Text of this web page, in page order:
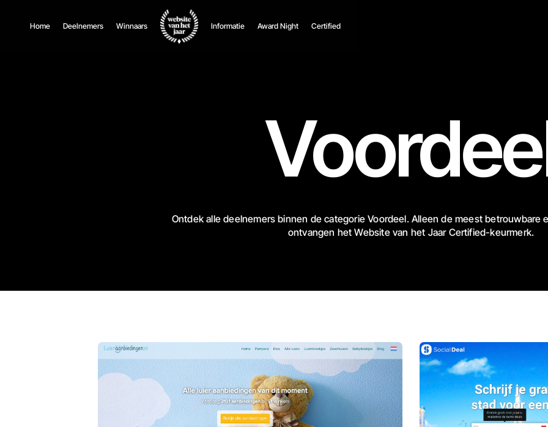
Home Deelnemers Winnaars Informatie Award Night Certified
Ontdek alle deelnemers binnen de categorie Voordeel. Alleen de meest betrouwbare
ontvangen het Website van het Jaar Certified-keurmerk.